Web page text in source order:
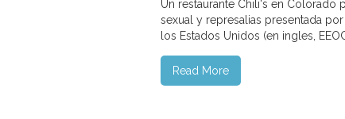
Un restaurante Chili's en Colorado
sexual y represalias presentada
los Estados Unidos (en ingles,
Read More